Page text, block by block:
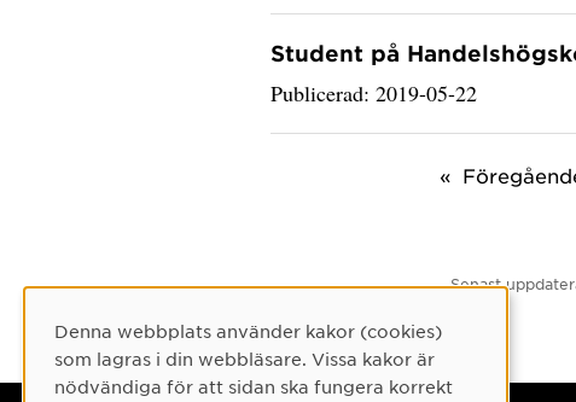
Student på
Publicerad: 2019-05-22
Senast
Cookie-samtycke
Denna webbplats använder kakor (cookies)
som lagras i din webbläsare. Vissa kakor är
nödvändiga för att sidan ska fungera korrekt